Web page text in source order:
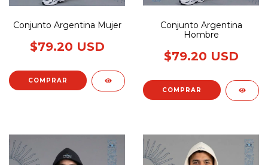
Conjunto Argentina Mujer
$79.20 USD
COMPRAR
Conjunto Argentina
Hombre
$79.20 USD
COMPRAR